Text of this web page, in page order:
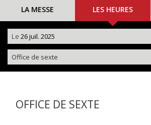
LA MESSE LES HEURES
Le 26 juil. 2025
Office de sexte
OFFICE DE SEXTE